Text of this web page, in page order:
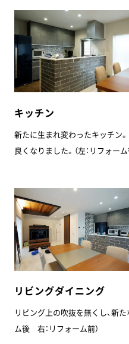
キッチン
新たに生まれ変わったキッチン
良くなりました。（左：リフォー
リビングダイニング
リビング上の吹抜を無くし、新た
ム後 右：リフォーム前）